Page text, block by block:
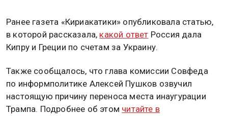
Ранее газета «Кириакатики» опубликовала статью,
в которой рассказала, какой ответ Россия дала
Кипру и Греции по счетам за Украину.
Также сообщалось, что глава комиссии Совфеда
по информполитике Алексей Пушков озвучил
настоящую причину переноса места инаугурации
Трампа. Подробнее об этом читайте в